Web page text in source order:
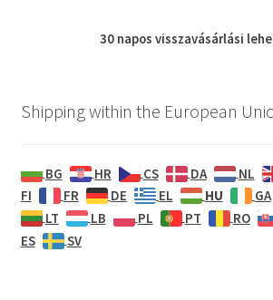
30 napos visszavásárlási
Shipping within the European
BG HR CS DA NL
FI
FR DE EL HU GA
LT
LB PL PT RO
ES
SV